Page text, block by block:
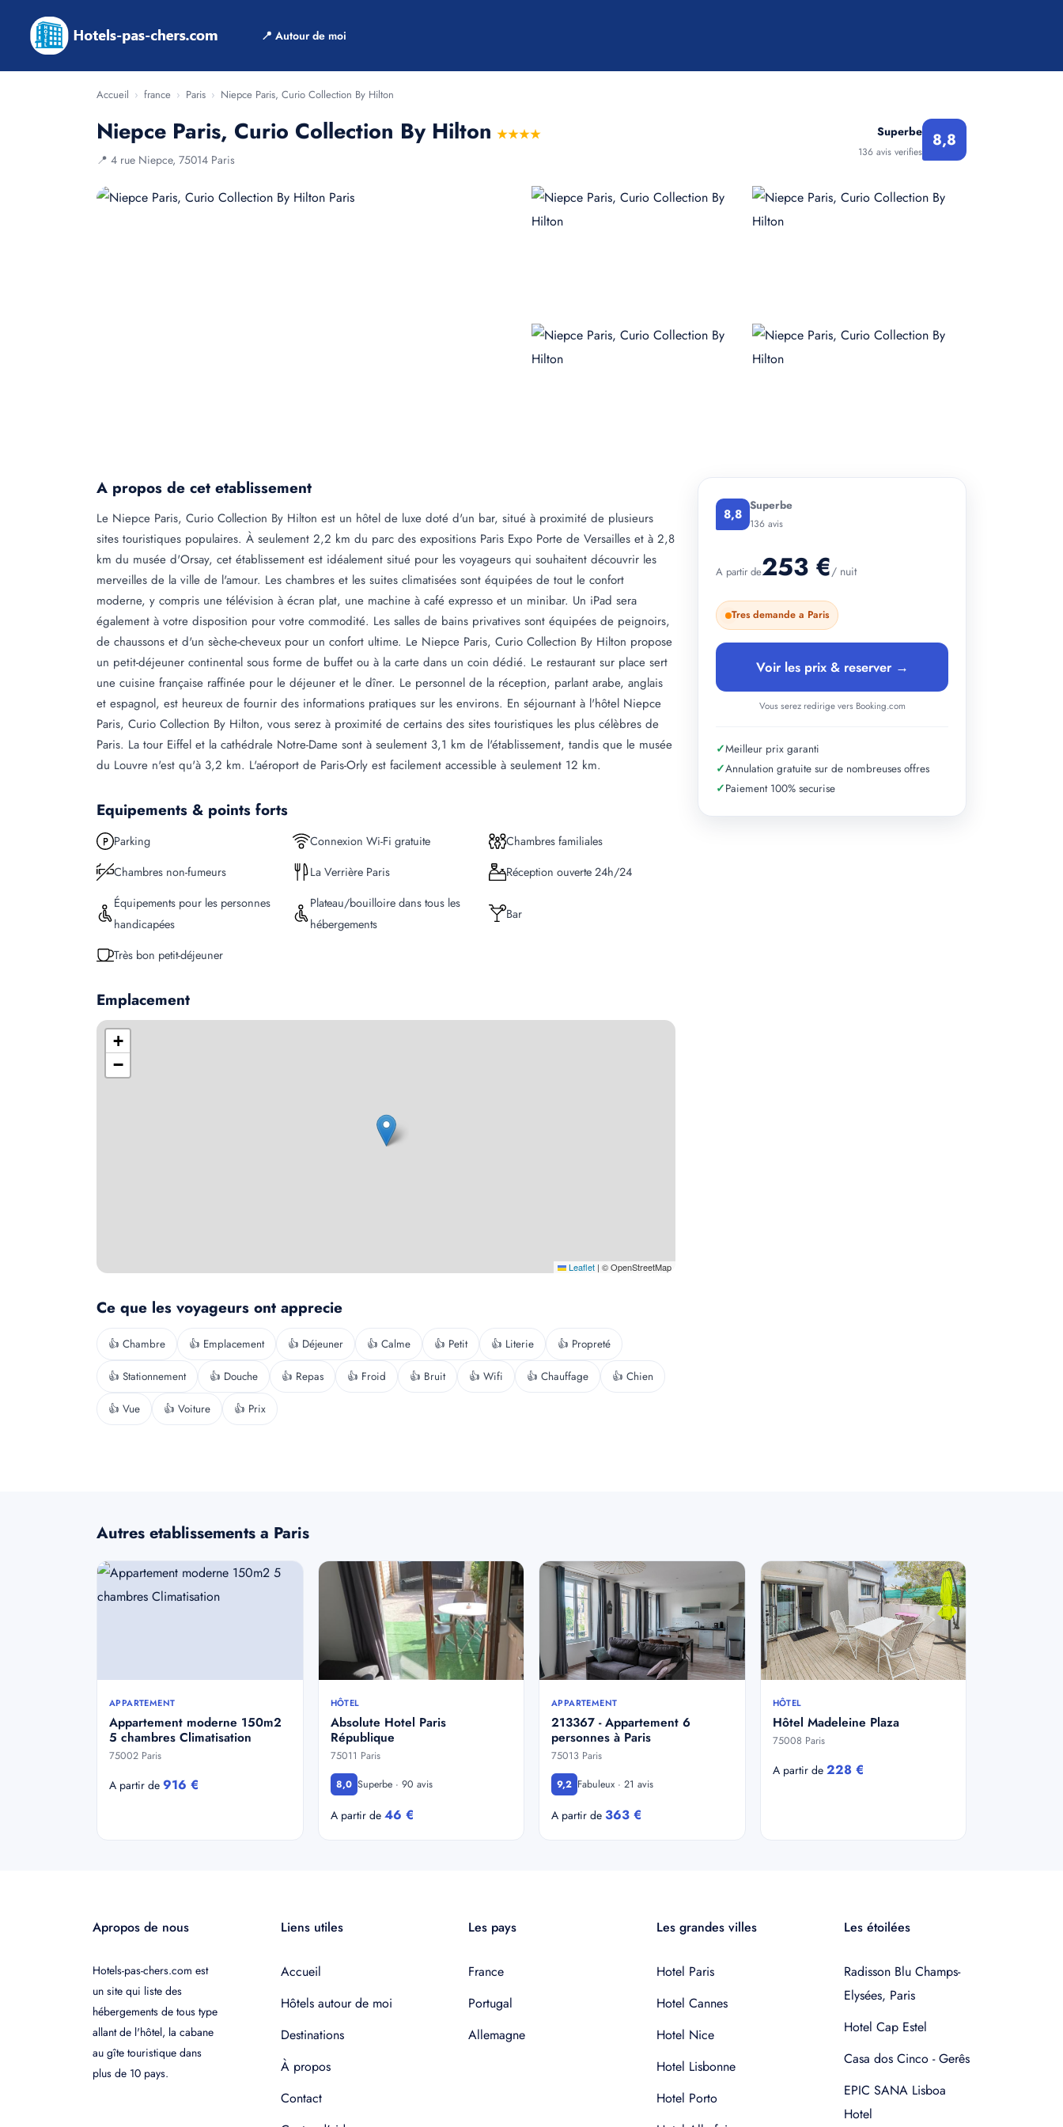
📍 Autour de moi
Accueil › france › Paris › Niepce Paris, Curio Collection By Hilton
Niepce Paris, Curio Collection By Hilton ★★★★
📍 4 rue Niepce, 75014 Paris
Superbe
136 avis verifies
8,8
A propos de cet etablissement
Le Niepce Paris, Curio Collection By Hilton est un hôtel de luxe doté d'un bar, situé à proximité de plusieurs
sites touristiques populaires. À seulement 2,2 km du parc des expositions Paris Expo Porte de Versailles et à 2,8
km du musée d'Orsay, cet établissement est idéalement situé pour les voyageurs qui souhaitent découvrir les
merveilles de la ville de l'amour. Les chambres et les suites climatisées sont équipées de tout le confort
moderne, y compris une télévision à écran plat, une machine à café expresso et un minibar. Un iPad sera
également à votre disposition pour votre commodité. Les salles de bains privatives sont équipées de peignoirs,
de chaussons et d'un sèche-cheveux pour un confort ultime. Le Niepce Paris, Curio Collection By Hilton propose
un petit-déjeuner continental sous forme de buffet ou à la carte dans un coin dédié. Le restaurant sur place sert
une cuisine française raffinée pour le déjeuner et le dîner. Le personnel de la réception, parlant arabe, anglais
et espagnol, est heureux de fournir des informations pratiques sur les environs. En séjournant à l'hôtel Niepce
Paris, Curio Collection By Hilton, vous serez à proximité de certains des sites touristiques les plus célèbres de
Paris. La tour Eiffel et la cathédrale Notre-Dame sont à seulement 3,1 km de l'établissement, tandis que le musée
du Louvre n'est qu'à 3,2 km. L'aéroport de Paris-Orly est facilement accessible à seulement 12 km.
Equipements & points forts
Parking Connexion Wi-Fi gratuite
Chambres familiales
Chambres non-fumeurs
La Verrière Paris
Réception ouverte 24h/24
Équipements pour les personnes
handicapées
Plateau/bouilloire dans tous les
hébergements
Bar
Très bon petit-déjeuner
Emplacement
+
−
Leaflet | © OpenStreetMap
Ce que les voyageurs ont apprecie
👍 Chambre 👍 Emplacement 👍 Déjeuner 👍 Calme 👍 Petit 👍 Literie 👍 Propreté
👍 Stationnement 👍 Douche 👍 Repas 👍 Froid 👍 Bruit 👍 Wifi 👍 Chauffage 👍 Chien
👍 Vue 👍 Voiture 👍 Prix
8,8 Superbe
136 avis
A partir de253 €/ nuit
Tres demande a Paris
Voir les prix & reserver →
Vous serez redirige vers Booking.com
✓Meilleur prix garanti
✓Annulation gratuite sur de nombreuses offres
✓Paiement 100% securise
Autres etablissements a Paris
APPARTEMENT
Appartement moderne 150m2
5 chambres Climatisation
75002 Paris
A partir de 916 €
HÔTEL
Absolute Hotel Paris
République
75011 Paris
8,0 Superbe · 90 avis
A partir de 46 €
APPARTEMENT
213367 - Appartement 6
personnes à Paris
75013 Paris
9,2 Fabuleux · 21 avis
A partir de 363 €
HÔTEL
Hôtel Madeleine Plaza
75008 Paris
A partir de 228 €
Apropos de nous
Hotels-pas-chers.com est
un site qui liste des
hébergements de tous type
allant de l'hôtel, la cabane
au gîte touristique dans
plus de 10 pays.
Liens utiles
Accueil
Hôtels autour de moi
Destinations
À propos
Contact
Les pays
France
Portugal
Allemagne
Les grandes villes
Hotel Paris
Hotel Cannes
Hotel Nice
Hotel Lisbonne
Hotel Porto
Les étoilées
Radisson Blu Champs-
Elysées, Paris
Hotel Cap Estel
Casa dos Cinco - Gerês
EPIC SANA Lisboa
Hotel